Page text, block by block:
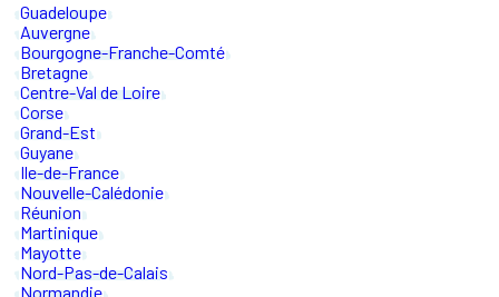
Guadeloupe
Auvergne
Bourgogne-Franche-Comté
Bretagne
Centre-Val de Loire
Corse
Grand-Est
Guyane
Ile-de-France
Nouvelle-Calédonie
Réunion
Martinique
Mayotte
Nord-Pas-de-Calais
Normandie